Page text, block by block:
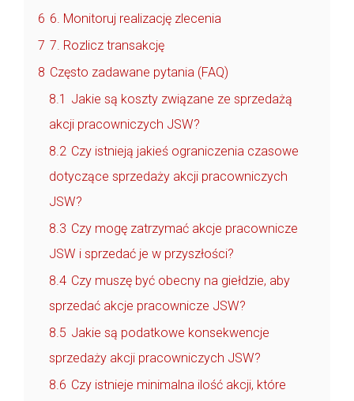
6 6. Monitoruj realizację zlecenia
7 7. Rozlicz transakcję
8 Często zadawane pytania (FAQ)
8.1 Jakie są koszty związane ze sprzedażą
akcji pracowniczych JSW?
8.2 Czy istnieją jakieś ograniczenia czasowe
dotyczące sprzedaży akcji pracowniczych
JSW?
8.3 Czy mogę zatrzymać akcje pracownicze
JSW i sprzedać je w przyszłości?
8.4 Czy muszę być obecny na giełdzie, aby
sprzedać akcje pracownicze JSW?
8.5 Jakie są podatkowe konsekwencje
sprzedaży akcji pracowniczych JSW?
8.6 Czy istnieje minimalna ilość akcji, które